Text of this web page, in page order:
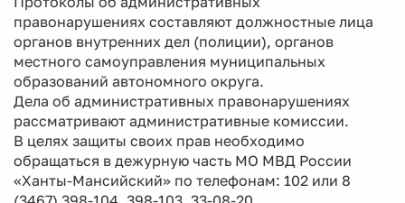
правонарушениях составляют должностные лица
органов внутренних дел (полиции), органов
местного самоуправления муниципальных
образований автономного округа.
Дела об административных правонарушениях
рассматривают административные комиссии.
В целях защиты своих прав необходимо
обращаться в дежурную часть МО МВД России
«Ханты-Мансийский» по телефонам: 102 или 8